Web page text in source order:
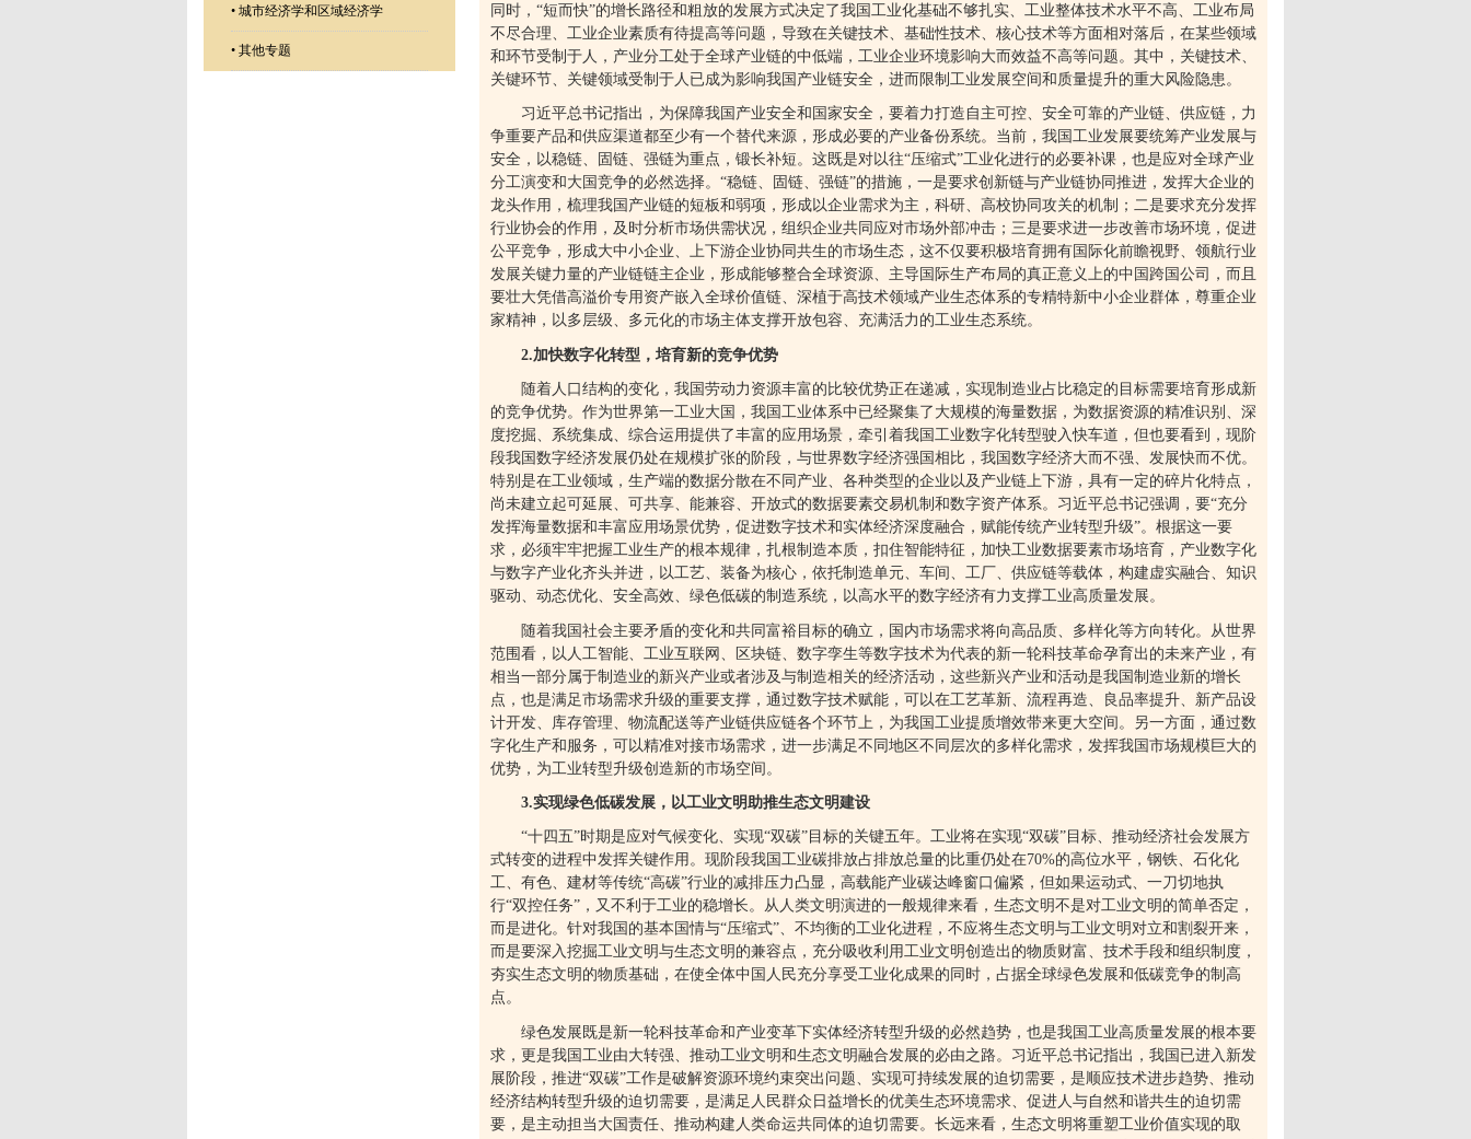
• 城市经济学和区域经济学
• 其他专题
同时， “短而快”的增长路径和粗放的发展方式决定了我国工业化基础不够扎实、工业整体技术水平不高、工业布局
不尽合理、工业企业素质有待提高等问题，导致在关键技术、基础性技术、核心技术等方面相对落后，在某些领域
和环节受制于人，产业分工处于全球产业链的中低端，工业企业环境影响大而效益不高等问题。其中，关键技术、
关键环节、关键领域受制于人已成为影响我国产业链安全，进而限制工业发展空间和质量提升的重大风险隐患。
习近平总书记指出，为保障我国产业安全和国家安全，要着力打造自主可控、安全可靠的产业链、供应链，力
争重要产品和供应渠道都至少有一个替代来源，形成必要的产业备份系统。当前，我国工业发展要统筹产业发展与
安全，以稳链、固链、强链为重点，锻长补短。这既是对以往“压缩式”工业化进行的必要补课，也是应对全球产业
分工演变和大国竞争的必然选择。 “稳链、固链、强链”的措施，一是要求创新链与产业链协同推进，发挥大企业的
龙头作用，梳理我国产业链的短板和弱项，形成以企业需求为主，科研、高校协同攻关的机制；二是要求充分发挥
行业协会的作用，及时分析市场供需状况，组织企业共同应对市场外部冲击；三是要求进一步改善市场环境，促进
公平竞争，形成大中小企业、上下游企业协同共生的市场生态，这不仅要积极培育拥有国际化前瞻视野、领航行业
发展关键力量的产业链链主企业，形成能够整合全球资源、主导国际生产布局的真正意义上的中国跨国公司，而且
要壮大凭借高溢价专用资产嵌入全球价值链、深植于高技术领域产业生态体系的专精特新中小企业群体，尊重企业
家精神，以多层级、多元化的市场主体支撑开放包容、充满活力的工业生态系统。
2.加快数字化转型，培育新的竞争优势
随着人口结构的变化，我国劳动力资源丰富的比较优势正在递减，实现制造业占比稳定的目标需要培育形成新
的竞争优势。作为世界第一工业大国，我国工业体系中已经聚集了大规模的海量数据，为数据资源的精准识别、深
度挖掘、系统集成、综合运用提供了丰富的应用场景，牵引着我国工业数字化转型驶入快车道，但也要看到，现阶
段我国数字经济发展仍处在规模扩张的阶段，与世界数字经济强国相比，我国数字经济大而不强、发展快而不优。
特别是在工业领域，生产端的数据分散在不同产业、各种类型的企业以及产业链上下游，具有一定的碎片化特点，
尚未建立起可延展、可共享、能兼容、开放式的数据要素交易机制和数字资产体系。习近平总书记强调，要“充分
发挥海量数据和丰富应用场景优势，促进数字技术和实体经济深度融合，赋能传统产业转型升级”。根据这一要
求，必须牢牢把握工业生产的根本规律，扎根制造本质，扣住智能特征，加快工业数据要素市场培育，产业数字化
与数字产业化齐头并进，以工艺、装备为核心，依托制造单元、车间、工厂、供应链等载体，构建虚实融合、知识
驱动、动态优化、安全高效、绿色低碳的制造系统，以高水平的数字经济有力支撑工业高质量发展。
随着我国社会主要矛盾的变化和共同富裕目标的确立，国内市场需求将向高品质、多样化等方向转化。从世界
范围看，以人工智能、工业互联网、区块链、数字孪生等数字技术为代表的新一轮科技革命孕育出的未来产业，有
相当一部分属于制造业的新兴产业或者涉及与制造相关的经济活动，这些新兴产业和活动是我国制造业新的增长
点，也是满足市场需求升级的重要支撑，通过数字技术赋能，可以在工艺革新、流程再造、良品率提升、新产品设
计开发、库存管理、物流配送等产业链供应链各个环节上，为我国工业提质增效带来更大空间。另一方面，通过数
字化生产和服务，可以精准对接市场需求，进一步满足不同地区不同层次的多样化需求，发挥我国市场规模巨大的
优势，为工业转型升级创造新的市场空间。
3.实现绿色低碳发展，以工业文明助推生态文明建设
“十四五”时期是应对气候变化、实现“双碳” 目标的关键五年。工业将在实现“双碳” 目标、推动经济社会发展方
式转变的进程中发挥关键作用。现阶段我国工业碳排放占排放总量的比重仍处在70%的高位水平，钢铁、石化化
工、有色、建材等传统“高碳”行业的减排压力凸显，高载能产业碳达峰窗口偏紧，但如果运动式、一刀切地执
行“双控任务” ，又不利于工业的稳增长。从人类文明演进的一般规律来看，生态文明不是对工业文明的简单否定，
而是进化。针对我国的基本国情与“压缩式”、不均衡的工业化进程，不应将生态文明与工业文明对立和割裂开来，
而是要深入挖掘工业文明与生态文明的兼容点，充分吸收利用工业文明创造出的物质财富、技术手段和组织制度，
夯实生态文明的物质基础，在使全体中国人民充分享受工业化成果的同时，占据全球绿色发展和低碳竞争的制高
点。
绿色发展既是新一轮科技革命和产业变革下实体经济转型升级的必然趋势，也是我国工业高质量发展的根本要
求，更是我国工业由大转强、推动工业文明和生态文明融合发展的必由之路。习近平总书记指出，我国已进入新发
展阶段，推进“双碳”工作是破解资源环境约束突出问题、实现可持续发展的迫切需要，是顺应技术进步趋势、推动
经济结构转型升级的迫切需要，是满足人民群众日益增长的优美生态环境需求、促进人与自然和谐共生的迫切需
要，是主动担当大国责任、推动构建人类命运共同体的迫切需要。长远来看，生态文明将重塑工业价值实现的取